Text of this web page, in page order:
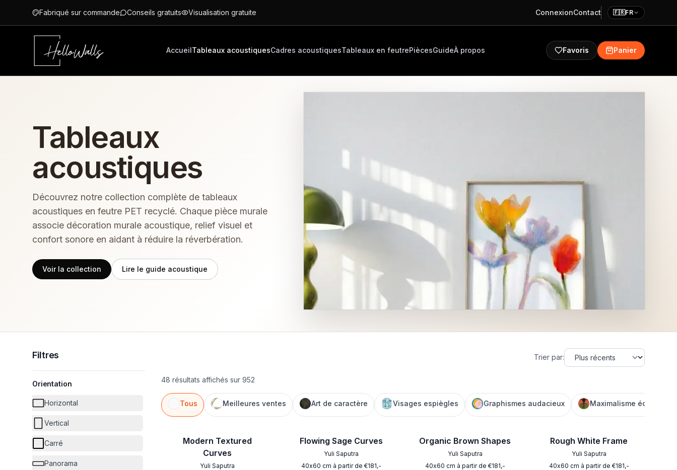
Fabriqué sur commande Conseils gratuits Visualisation gratuite ConnexionContact 🇫🇷FR
AccueilTableaux acoustiquesCadres acoustiquesTableaux en feutrePiècesGuideÀ propos Favoris Panier
Tableaux
acoustiques
Découvrez notre collection complète de tableaux
acoustiques en feutre PET recyclé. Chaque pièce murale
associe décoration murale acoustique, relief visuel et
confort sonore en aidant à réduire la réverbération.
Voir la collection Lire le guide acoustique
Filtres
Orientation
Horizontal
Vertical
Carré
Panorama
Trier par:
48 résultats affichés sur 952
Tous Meilleures ventes Art de caractère Visages espiègles Graphismes audacieux Maximalisme éclectique
Modern Textured
Curves
Yuli Saputra
Flowing Sage Curves
Yuli Saputra
40x60 cm à partir de €181,-
Organic Brown Shapes
Yuli Saputra
40x60 cm à partir de €181,-
Rough White Frame
Yuli Saputra
40x60 cm à partir de €181,-